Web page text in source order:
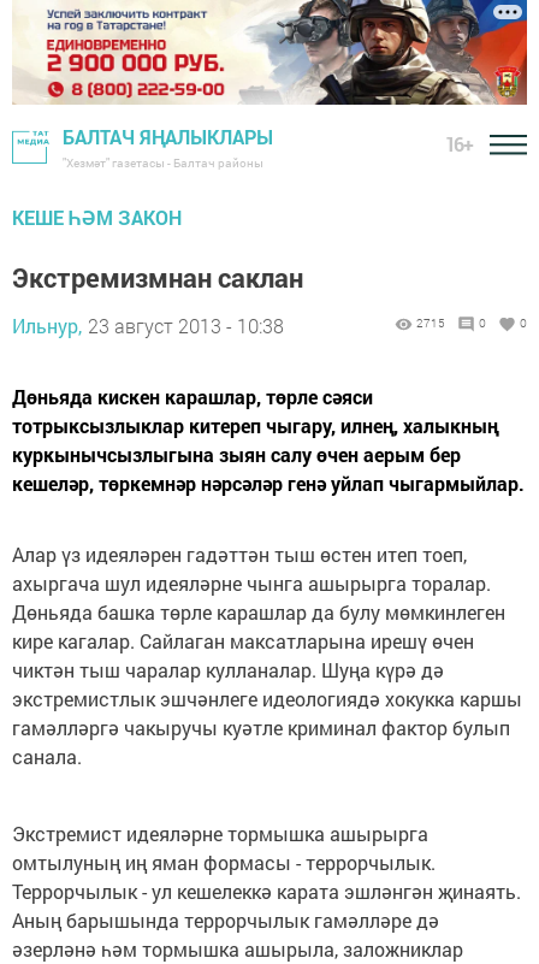
БАЛТАЧ ЯҢАЛЫКЛАРЫ
"Хезмәт" газетасы - Балтач районы
16+
КЕШЕ ҺӘМ ЗАКОН
Экстремизмнан саклан
Ильнур, 23 август 2013 - 10:38 2715 0 0
Дөньяда кискен карашлар, төрле сәяси
тотрыксызлыклар китереп чыгару, илнең, халыкның
куркынычсызлыгына зыян салу өчен аерым бер
кешеләр, төркемнәр нәрсәләр генә уйлап чыгармыйлар.
Алар үз идеяләрен гадәттән тыш өстен итеп тоеп,
ахыргача шул идеяләрне чынга ашырырга торалар.
Дөньяда башка төрле карашлар да булу мөмкинлеген
кире кагалар. Сайлаган максатларына ирешү өчен
чиктән тыш чаралар кулланалар. Шуңа күрә дә
экстремистлык эшчәнлеге идеологиядә хокукка каршы
гамәлләргә чакыручы куәтле криминал фактор булып
санала.
Экстремист идеяләрне тормышка ашырырга
омтылуның иң яман формасы - террорчылык.
Террорчылык - ул кешелеккә карата эшләнгән җинаять.
Аның барышында террорчылык гамәлләре дә
әзерләнә һәм тормышка ашырыла, заложниклар